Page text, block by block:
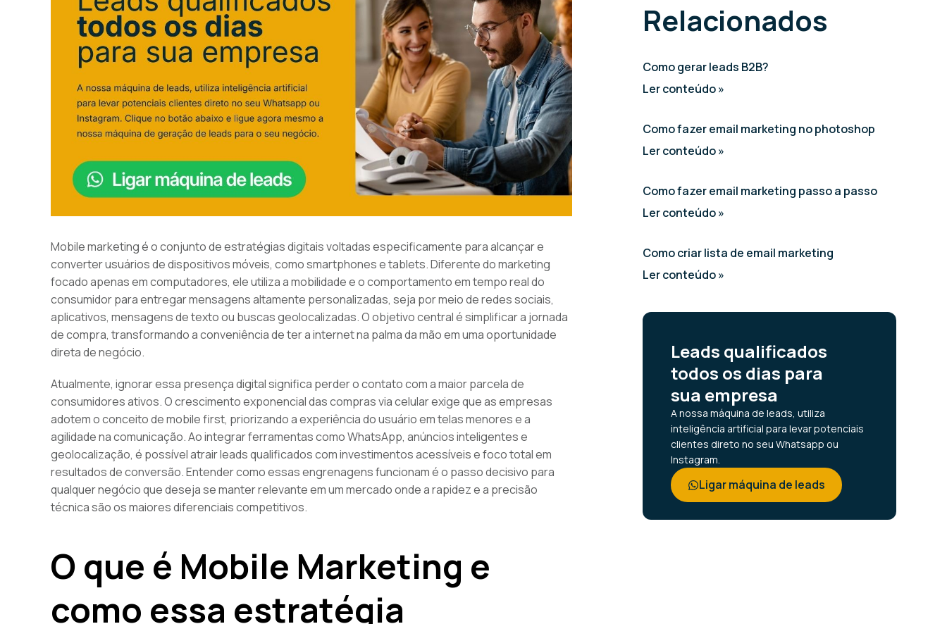
Mobile marketing é o conjunto de estratégias digitais voltadas especificamente para alcançar e
converter usuários de dispositivos móveis, como smartphones e tablets. Diferente do marketing
focado apenas em computadores, ele utiliza a mobilidade e o comportamento em tempo real do
consumidor para entregar mensagens altamente personalizadas, seja por meio de redes sociais,
aplicativos, mensagens de texto ou buscas geolocalizadas. O objetivo central é simplificar a jornada
de compra, transformando a conveniência de ter a internet na palma da mão em uma oportunidade
direta de negócio.
Atualmente, ignorar essa presença digital significa perder o contato com a maior parcela de
consumidores ativos. O crescimento exponencial das compras via celular exige que as empresas
adotem o conceito de mobile first, priorizando a experiência do usuário em telas menores e a
agilidade na comunicação. Ao integrar ferramentas como WhatsApp, anúncios inteligentes e
geolocalização, é possível atrair leads qualificados com investimentos acessíveis e foco total em
resultados de conversão. Entender como essas engrenagens funcionam é o passo decisivo para
qualquer negócio que deseja se manter relevante em um mercado onde a rapidez e a precisão
técnica são os maiores diferenciais competitivos.
O que é Mobile Marketing e
como essa estratégia
Relacionados
Como gerar leads B2B?
Ler conteúdo »
Como fazer email marketing no photoshop
Ler conteúdo »
Como fazer email marketing passo a passo
Ler conteúdo »
Como criar lista de email marketing
Ler conteúdo »
Leads qualificados
todos os dias para
sua empresa
A nossa máquina de leads, utiliza
inteligência artificial para levar potenciais
clientes direto no seu Whatsapp ou
Instagram.
Ligar máquina de leads